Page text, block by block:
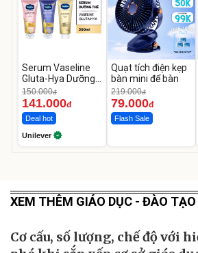
Serum Vaseline
Gluta-Hya Dưỡng
Da Sáng Mịn Sau 7
Ngày
150.000đ
141.000đ
Deal hot
Unilever
Quạt tích điện kẹp
bàn mini để bàn
219.000đ
79.000đ
Flash Sale
XEM THÊM GIÁO DỤC - ĐÀO TẠO
Cơ cấu, số lượng, chế độ với